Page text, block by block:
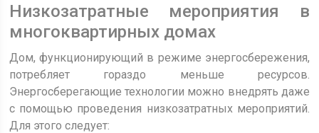
Низкозатратные мероприятия в
многоквартирных домах
Дом, функционирующий в режиме энергосбережения,
потребляет гораздо меньше ресурсов.
Энергосберегающие технологии можно внедрять даже
с помощью проведения низкозатратных мероприятий.
Для этого следует: